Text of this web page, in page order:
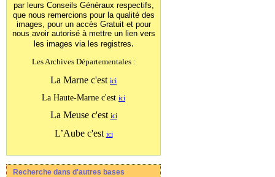
par leurs Conseils Généraux respectifs,
que nous remercions pour la qualité des
images, pour un accès Gratuit et pour
nous avoir autorisé à mettre un lien vers
les images via les registres.
Les Archives Départementales :
La Marne c'est ici
La Haute-Marne c'est ici
La Meuse c'est ici
L’Aube c'est ici
Recherche dans d'autres bases